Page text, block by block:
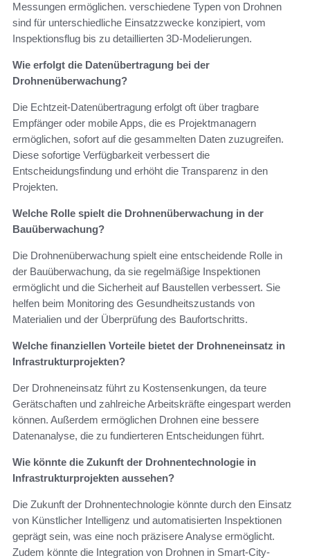
Messungen ermöglichen. verschiedene Typen von Drohnen
sind für unterschiedliche Einsatzzwecke konzipiert, vom
Inspektionsflug bis zu detaillierten 3D-Modelierungen.
Wie erfolgt die Datenübertragung bei der
Drohnenüberwachung?
Die Echtzeit-Datenübertragung erfolgt oft über tragbare
Empfänger oder mobile Apps, die es Projektmanagern
ermöglichen, sofort auf die gesammelten Daten zuzugreifen.
Diese sofortige Verfügbarkeit verbessert die
Entscheidungsfindung und erhöht die Transparenz in den
Projekten.
Welche Rolle spielt die Drohnenüberwachung in der
Bauüberwachung?
Die Drohnenüberwachung spielt eine entscheidende Rolle in
der Bauüberwachung, da sie regelmäßige Inspektionen
ermöglicht und die Sicherheit auf Baustellen verbessert. Sie
helfen beim Monitoring des Gesundheitszustands von
Materialien und der Überprüfung des Baufortschritts.
Welche finanziellen Vorteile bietet der Drohneneinsatz in
Infrastrukturprojekten?
Der Drohneneinsatz führt zu Kostensenkungen, da teure
Gerätschaften und zahlreiche Arbeitskräfte eingespart werden
können. Außerdem ermöglichen Drohnen eine bessere
Datenanalyse, die zu fundierteren Entscheidungen führt.
Wie könnte die Zukunft der Drohnentechnologie in
Infrastrukturprojekten aussehen?
Die Zukunft der Drohnentechnologie könnte durch den Einsatz
von Künstlicher Intelligenz und automatisierten Inspektionen
geprägt sein, was eine noch präzisere Analyse ermöglicht.
Zudem könnte die Integration von Drohnen in Smart-City-